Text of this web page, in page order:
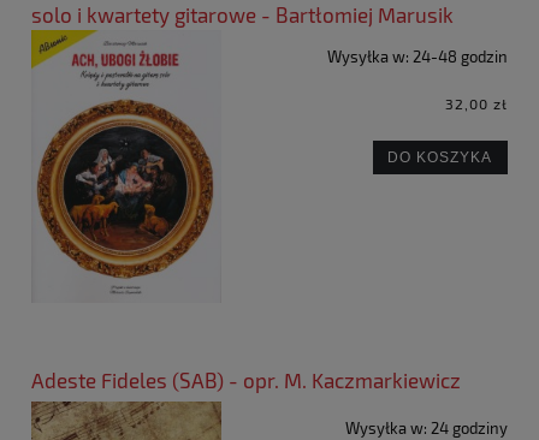
solo i kwartety gitarowe - Bartłomiej Marusik
Wysyłka w: 24-48 godzin
32,00 zł
DO KOSZYKA
Adeste Fideles (SAB) - opr. M. Kaczmarkiewicz
Wysyłka w: 24 godziny